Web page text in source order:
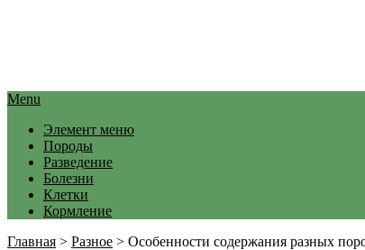
Menu
Элемент меню
Породы
Разведение
Болезни
Клетки
Кормление
Главная > Разное > Особенности содержания разных